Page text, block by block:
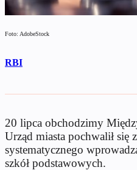
Foto: AdobeStock
RBI
20 lipca obchodzimy
Urząd miasta pochwalił się
systematycznego
szkół podstawowych.